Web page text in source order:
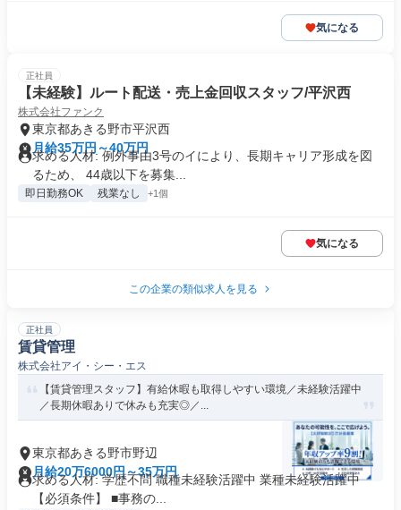
気になる
正社員
【未経験】ルート配送・売上金回収スタッフ/平沢西
株式会社ファンク
東京都あきる野市平沢西
月給35万円～40万円
求める人材: 例外事由3号のイにより、長期キャリア形成を図
るため、 44歳以下を募集...
即日勤務OK 残業なし +1個
気になる
この企業の類似求人を見る
正社員
賃貸管理
株式会社アイ・シー・エス
【賃貸管理スタッフ】有給休暇も取得しやすい環境／未経験活躍中
／長期休暇ありで休みも充実◎／...
東京都あきる野市野辺
月給20万6000円～35万円
求める人材: 学歴不問 職種未経験活躍中 業種未経験活躍中
【必須条件】 ■事務の...